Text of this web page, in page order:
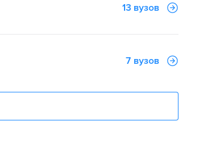
13 вузов
7 вузов